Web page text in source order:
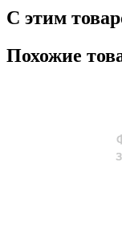
С этим
Похожие